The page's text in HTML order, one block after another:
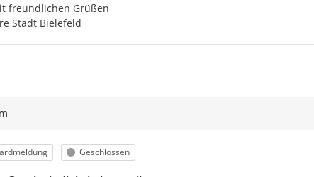
freundlichen Grüßen
Stadt Bielefeld
Status
Geschlossen